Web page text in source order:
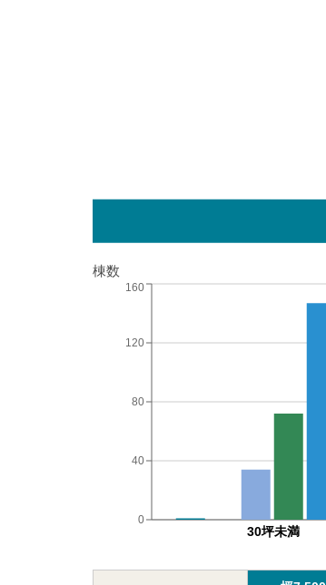
棟数
30坪未満
0
40
80
120
160